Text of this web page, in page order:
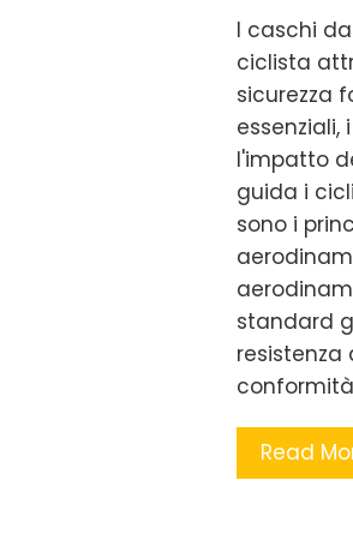
I caschi
ciclista
sicurezza
l'impatto
guida i
sono i
standard
resistenza
Read